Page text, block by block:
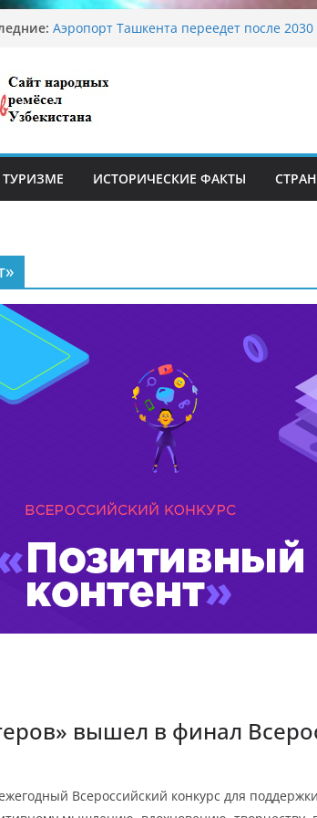
Аэропорт Ташкента переедет после 2030
Обрушение на одном из ключевых
Ташкента: перекрыт путепровод на Буюк
Узбекские традиционные узоры:
ТУРИЗМЕ ИСТОРИЧЕСКИЕ ФАКТЫ
вышел в финал
Всероссийский конкурс для